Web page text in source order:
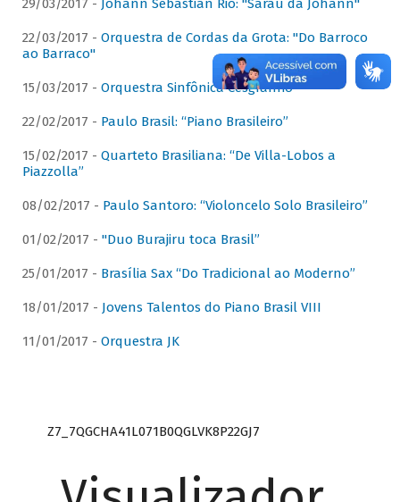
29/03/2017 - Johann Sebastian Rio: "Sarau da Johann"
22/03/2017 - Orquestra de Cordas da Grota: "Do Barroco
ao Barraco"
15/03/2017 - Orquestra Sinfônica Cesgranrio
22/02/2017 - Paulo Brasil: “Piano Brasileiro”
15/02/2017 - Quarteto Brasiliana: “De Villa-Lobos a
Piazzolla”
08/02/2017 - Paulo Santoro: “Violoncelo Solo Brasileiro”
01/02/2017 - "Duo Burajiru toca Brasil”
25/01/2017 - Brasília Sax “Do Tradicional ao Moderno”
18/01/2017 - Jovens Talentos do Piano Brasil VIII
11/01/2017 - Orquestra JK
Z7_7QGCHA41L071B0QGLVK8P22GJ7